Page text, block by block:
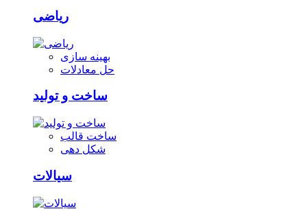
ریاضی
بهینه سازی
حل معادلات
ساخت و تولید
ساخت قالب
شکل دهی
سیالات